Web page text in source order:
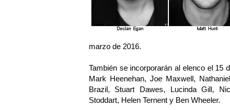
marzo de 2016.
También se incorporarán al elenco el 15
Mark Heenehan, Joe Maxwell,
Brazil, Stuart Dawes, Lucinda Gill,
Stoddart, Helen Ternent y Ben Wheeler.